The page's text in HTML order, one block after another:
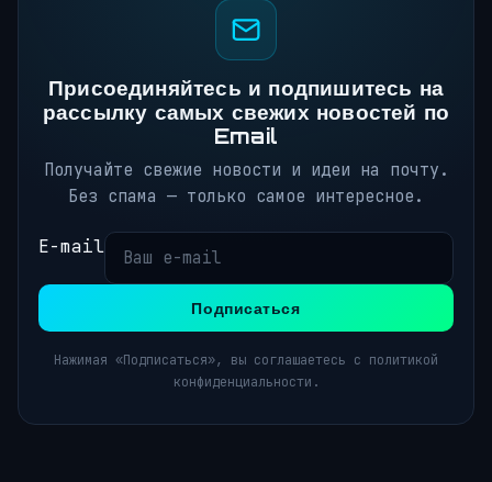
Присоединяйтесь и подпишитесь на
рассылку самых свежих новостей по
Email
Получайте свежие новости и идеи на почту.
Без спама — только самое интересное.
E-mail
Подписаться
Нажимая «Подписаться», вы соглашаетесь с политикой
конфиденциальности.